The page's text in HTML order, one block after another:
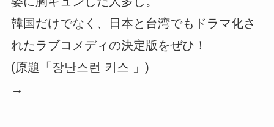
韓国だけでなく、日本と台湾でもドラマ化さ
れたラブコメディの決定版をぜひ！
(原題「장난스런 키스 」)
→